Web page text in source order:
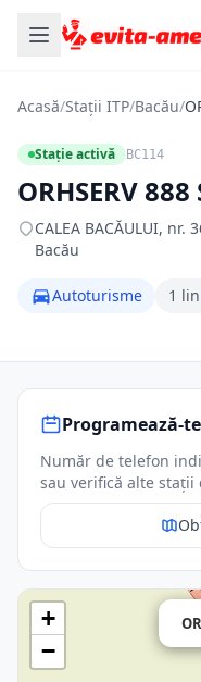
Acasă/Stații ITP/Bacău/
Stație activă BC114
ORHSERV 888
CALEA BACĂULUI,
Bacău
Autoturisme 1
Programează-
Număr de telefon
sau verifică alte stații
+
−